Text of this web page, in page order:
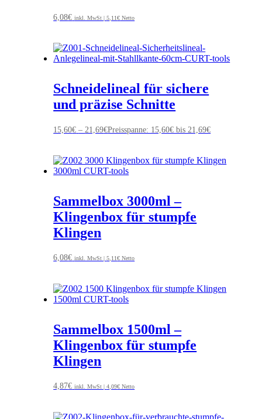
6,08€ inkl. MwSt |5,11€ Netto
Schneidelineal für sichere
und präzise Schnitte
15,60€ – 21,69€Preisspanne: 15,60€ bis 21,69€
Sammelbox 3000ml –
Klingenbox für stumpfe
Klingen
6,08€ inkl. MwSt |5,11€ Netto
Sammelbox 1500ml –
Klingenbox für stumpfe
Klingen
4,87€ inkl. MwSt |4,09€ Netto